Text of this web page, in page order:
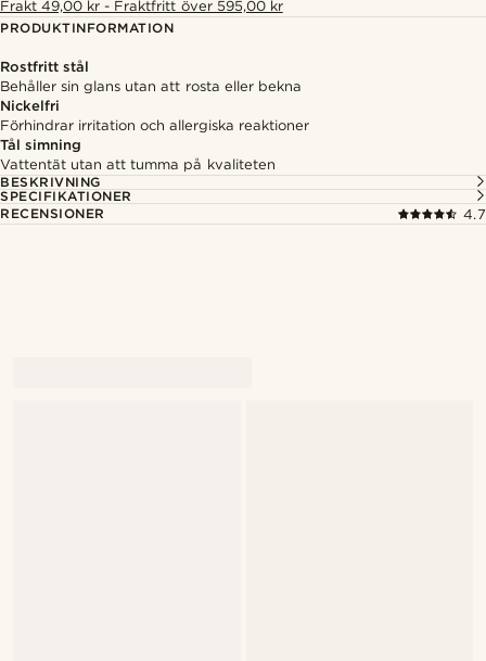
Frakt 49,00 kr - Fraktfritt över 595,00 kr
PRODUKTINFORMATION
Rostfritt stål
Behåller sin glans utan att rosta eller bekna
Nickelfri
Förhindrar irritation och allergiska reaktioner
Tål simning
Vattentät utan att tumma på kvaliteten
BESKRIVNING
SPECIFIKATIONER
RECENSIONER
4.7